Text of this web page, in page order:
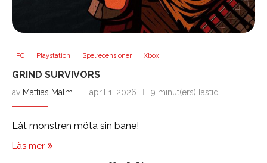
PC Playstation Spelrecensioner Xbox
GRIND SURVIVORS
av Mattias Malm april 1, 2026 9 minut(ers) lästid
Låt monstren möta sin bane!
Läs mer